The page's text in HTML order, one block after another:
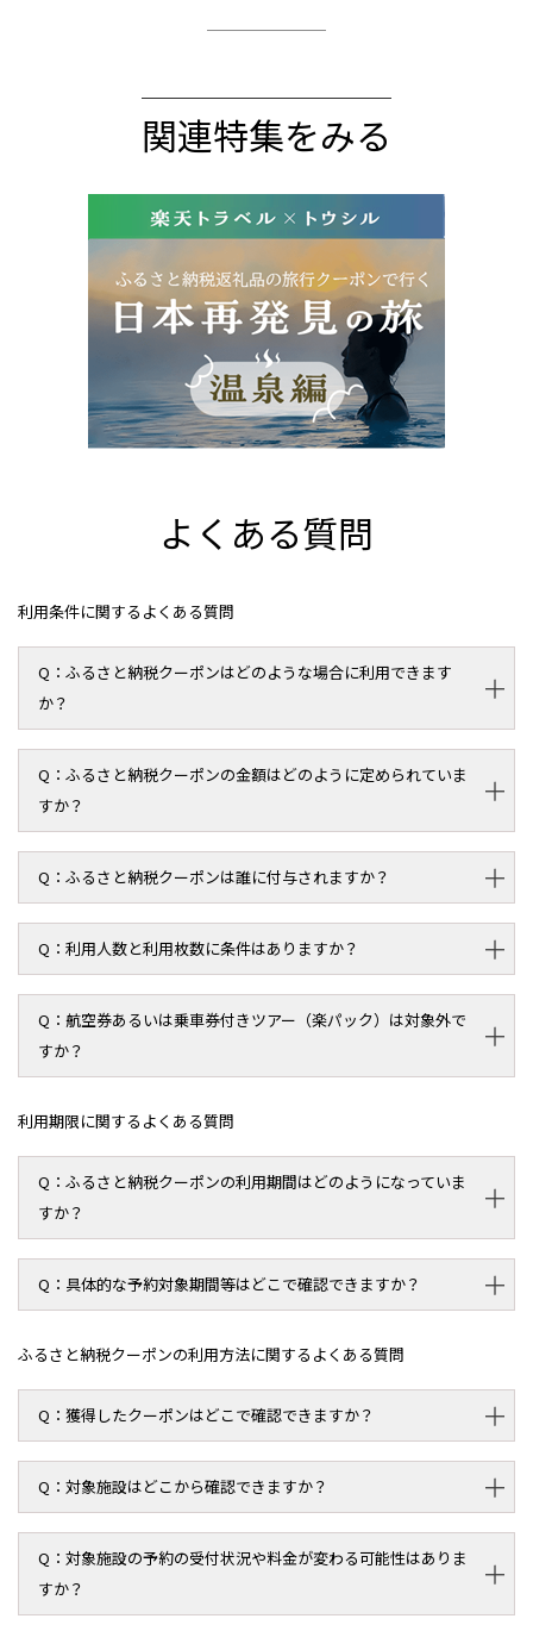
関連特集をみる
よくある質問
利用条件に関するよくある質問
ふるさと納税クーポンはどのような場合に利用できます
か？
ふるさと納税クーポンの金額はどのように定められていま
すか？
ふるさと納税クーポンは誰に付与されますか？
利用人数と利用枚数に条件はありますか？
航空券あるいは乗車券付きツアー（楽パック）は対象外で
すか？
利用期限に関するよくある質問
ふるさと納税クーポンの利用期間はどのようになっていま
すか？
具体的な予約対象期間等はどこで確認できますか？
ふるさと納税クーポンの利用方法に関するよくある質問
獲得したクーポンはどこで確認できますか？
対象施設はどこから確認できますか？
対象施設の予約の受付状況や料金が変わる可能性はありま
すか？